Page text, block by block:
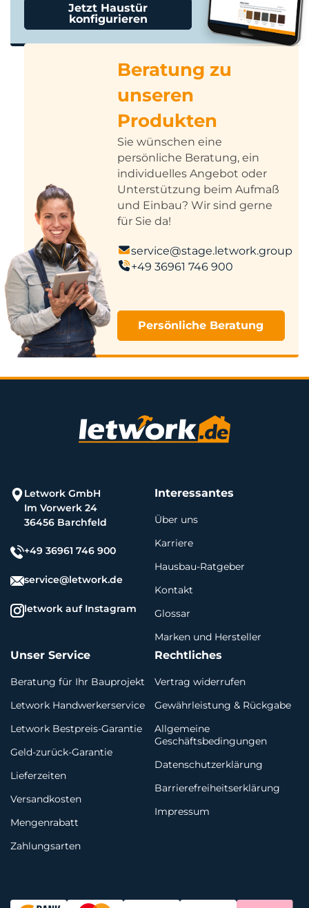
Jetzt Haustür
konfigurieren
Beratung zu
unseren
Produkten
Sie wünschen eine
persönliche Beratung, ein
individuelles Angebot oder
Unterstützung beim Aufmaß
und Einbau? Wir sind gerne
für Sie da!
service@stage.letwork.group
+49 36961 746 900
Persönliche Beratung
Letwork GmbH
Im Vorwerk 24
36456 Barchfeld
+49 36961 746 900
service@letwork.de
letwork auf Instagram
Interessantes
Über uns
Karriere
Hausbau-Ratgeber
Kontakt
Glossar
Marken und Hersteller
Unser Service
Beratung für Ihr Bauprojekt
Letwork Handwerkerservice
Letwork Bestpreis-Garantie
Geld-zurück-Garantie
Lieferzeiten
Versandkosten
Mengenrabatt
Zahlungsarten
Rechtliches
Vertrag widerrufen
Gewährleistung & Rückgabe
Allgemeine
Geschäftsbedingungen
Datenschutzerklärung
Barrierefreiheitserklärung
Impressum